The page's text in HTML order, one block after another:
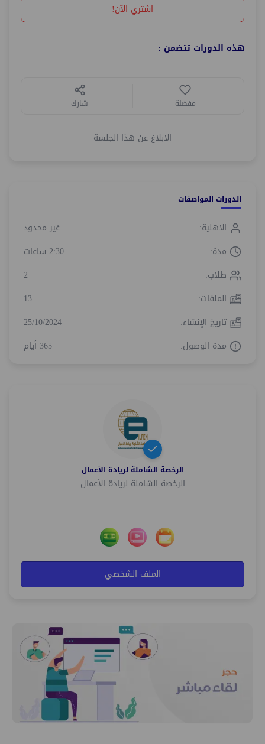
اشتري الآن!
هذه الدورات تتضمن :
مفضلة شارك
الابلاغ عن هذا الجلسة
الدورات المواصفات
الاهلية:
غير محدود
مدة:
2:30 ساعات
طلاب:
2
الملفات:
13
تاريخ الإنشاء:
25/10/2024
مدة الوصول:
365 أيام
الرخصة الشاملة لريادة الأعمال
الرخصة الشاملة لريادة الأعمال
الملف الشخصي